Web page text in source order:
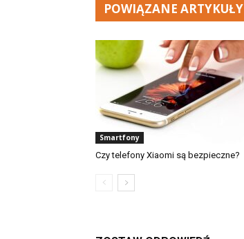
POWIĄZANE ARTYKUŁY
Smartfony
Czy telefony Xiaomi są bezpieczne?